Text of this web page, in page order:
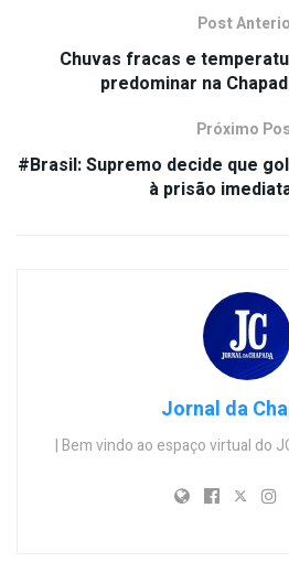
Post
Chuvas fracas e
predominar na
Próximo
#Brasil: Supremo decide que
à prisão
Jornal da
| Bem vindo ao espaço virtual do